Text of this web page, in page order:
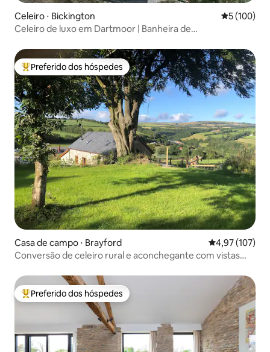
Celeiro ⋅ Bickington 5 de uma
5 (100)
Celeiro de luxo em Dartmoor | Banheira de
Entre os melhores preferidos dos hóspedes
Preferido dos hóspedes
Casa de campo ⋅ Brayford 4,97 de uma
4,97 (107)
Conversão de celeiro rural e aconchegante com vistas
Entre os melhores preferidos dos hóspedes
Preferido dos hóspedes